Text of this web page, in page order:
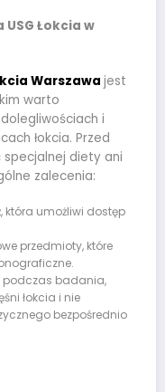
Łokcia w
Warszawa jest
warto
i
łokcia. Przed
diety ani
zalecenia:
która umożliwi dostęp
przedmioty, które
podczas badania,
łokcia i nie
bezpośrednio